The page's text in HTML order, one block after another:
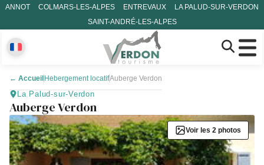
ANNOT COLMARS-LES-ALPES ENTREVAUX
LA PALUD-SUR-VERDON
SAINT-ANDRÉ-LES-ALPES
← Accueil Hebergement locatifAuberge Verdon
La Palud-sur-Verdon
Auberge Verdon
Voir les 2 photos